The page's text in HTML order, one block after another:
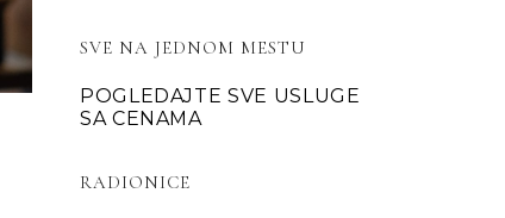
SVE NA JEDNOM MESTU
POGLEDAJTE SVE USLUGE
SA CENAMA
RADIONICE